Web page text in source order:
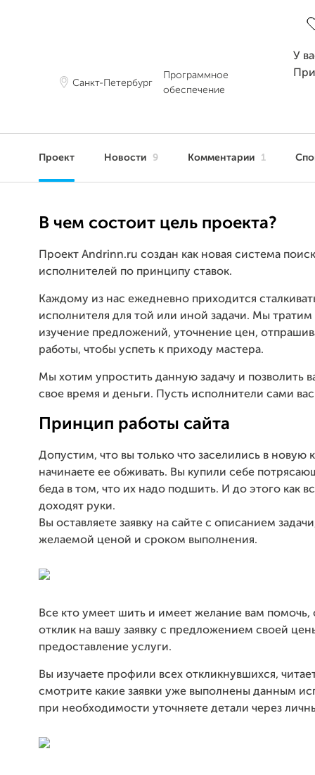
Санкт-Петербург
Программное
обеспечение
У
Проект Новости 9 Комментарии 1
В чем состоит цель проекта?
Проект Andrinn.ru создан как новая система
исполнителей по принципу ставок.
Каждому из нас ежедневно приходится
исполнителя для той или иной задачи. Мы тратим
изучение предложений, уточнение цен,
работы, чтобы успеть к приходу мастера.
Мы хотим упростить данную задачу и позволить
свое время и деньги. Пусть исполнители сами
Принцип работы сайта
Допустим, что вы только что заселились в новую
начинаете ее обживать. Вы купили себе
беда в том, что их надо подшить. И до этого как
доходят руки.
Вы оставляете заявку на сайте с описанием
желаемой ценой и сроком выполнения.
Все кто умеет шить и имеет желание вам помочь,
отклик на вашу заявку с предложением своей
предоставление услуги.
Вы изучаете профили всех откликнувшихся,
смотрите какие заявки уже выполнены данным
при необходимости уточняете детали через